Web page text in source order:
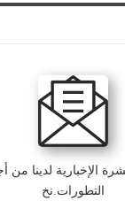
الإخبارية لدينا من
التطورات.نخ